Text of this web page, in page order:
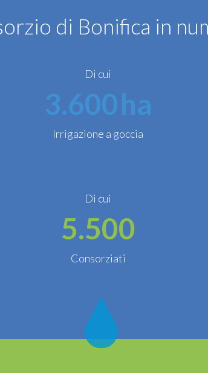
di Bonifica in
Di cui
3.600ha
Irrigazione a goccia
Di cui
5.500
Consorziati